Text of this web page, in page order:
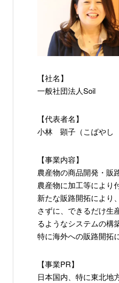
【社名】
一般社団法人Soil
【代表者名】
小林 顕子（こばやし
【事業内容】
農産物の商品開発・販
農産物に加工等により
新たな販路開拓により
さずに、できるだけ生
るようなシステムの構
特に海外への販路開拓
【事業PR】
日本国内、特に東北地